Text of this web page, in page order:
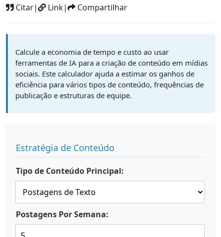
Citar| Link| Compartilhar
Calcule a economia de tempo e custo ao usar
ferramentas de IA para a criação de conteúdo em mídias
sociais. Este calculador ajuda a estimar os ganhos de
eficiência para vários tipos de conteúdo, frequências de
publicação e estruturas de equipe.
Estratégia de Conteúdo
Tipo de Conteúdo Principal:
Postagens Por Semana: